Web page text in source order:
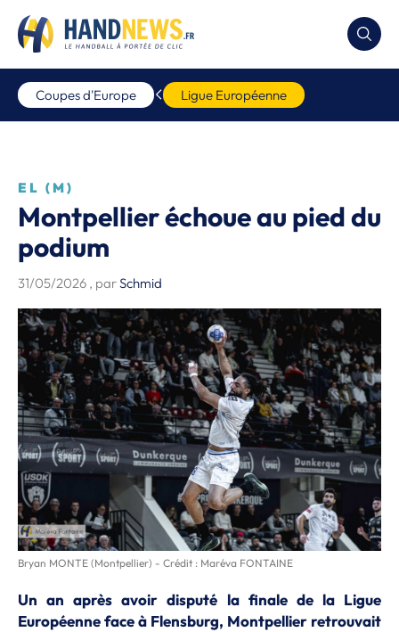
Coupes d'Europe Ligue Européenne
EL (M)
Montpellier échoue au pied du
podium
31/05/2026 , parSchmid
Bryan MONTE (Montpellier) - Crédit : Maréva FONTAINE
Un an après avoir disputé la finale de la Ligue
Européenne face à Flensburg, Montpellier retrouvait